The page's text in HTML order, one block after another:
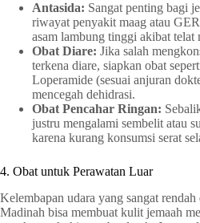
Antasida: Sangat penting bagi
riwayat penyakit maag atau
asam lambung tinggi akibat telat
Obat Diare: Jika salah
terkena diare, siapkan obat
Loperamide (sesuai anjuran
mencegah dehidrasi.
Obat Pencahar Ringan:
justru mengalami sembelit atau
karena kurang konsumsi serat
4. Obat untuk Perawatan Luar
Kelembapan udara yang sangat
Madinah bisa membuat kulit jemaah